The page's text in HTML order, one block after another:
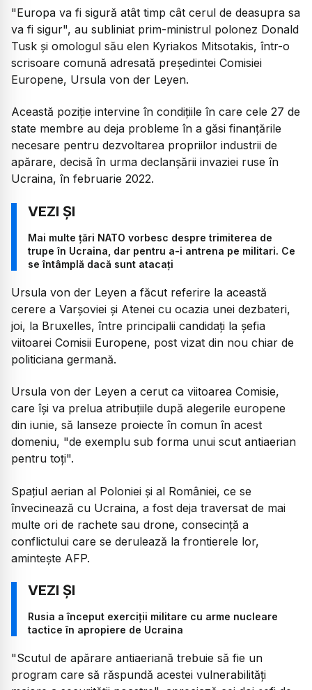
"Europa va fi sigură atât timp cât cerul de deasupra sa
va fi sigur", au subliniat prim-ministrul polonez Donald
Tusk şi omologul său elen Kyriakos Mitsotakis, într-o
scrisoare comună adresată preşedintei Comisiei
Europene, Ursula von der Leyen.
Această poziţie intervine în condiţiile în care cele 27 de
state membre au deja probleme în a găsi finanţările
necesare pentru dezvoltarea propriilor industrii de
apărare, decisă în urma declanşării invaziei ruse în
Ucraina, în februarie 2022.
Mai multe țări NATO vorbesc despre trimiterea de
trupe în Ucraina, dar pentru a-i antrena pe militari. Ce
se întâmplă dacă sunt atacați
Ursula von der Leyen a făcut referire la această
cerere a Varşoviei şi Atenei cu ocazia unei dezbateri,
joi, la Bruxelles, între principalii candidaţi la şefia
viitoarei Comisii Europene, post vizat din nou chiar de
politiciana germană.
Ursula von der Leyen a cerut ca viitoarea Comisie,
care îşi va prelua atribuţiile după alegerile europene
din iunie, să lanseze proiecte în comun în acest
domeniu, "de exemplu sub forma unui scut antiaerian
pentru toţi".
Spaţiul aerian al Poloniei şi al României, ce se
învecinează cu Ucraina, a fost deja traversat de mai
multe ori de rachete sau drone, consecinţă a
conflictului care se derulează la frontierele lor,
aminteşte AFP.
Rusia a început exerciţii militare cu arme nucleare
tactice în apropiere de Ucraina
"Scutul de apărare antiaeriană trebuie să fie un
program care să răspundă acestei vulnerabilităţi